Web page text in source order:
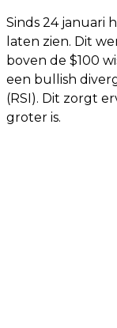
Sinds 24 januari
laten zien. Dit
boven de $100
een bullish
(RSI). Dit zorgt
groter is.